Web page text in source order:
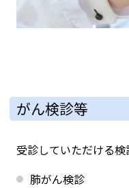
がん検診等
受診していただける検
肺がん検診